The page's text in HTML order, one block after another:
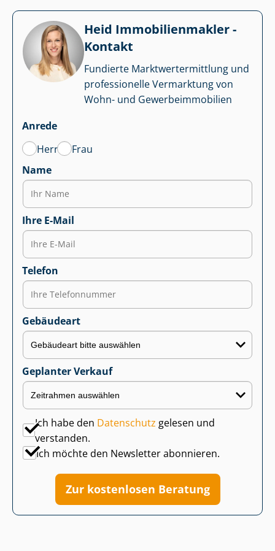
Heid Im­mo­bi­li­en­mak­ler -
Kontakt
Fundierte Markt­wert­ermitt­lung und
professionelle Vermarktung von
Wohn- und Ge­wer­be­im­mo­bi­li­en
Anrede
Herr
Frau
Name
Ihre E-Mail
Telefon
Gebäudeart
Geplanter Verkauf
Ich habe den Datenschutz gelesen und
verstanden.
Ich möchte den Newsletter abonnieren.
Zur kostenlosen Beratung